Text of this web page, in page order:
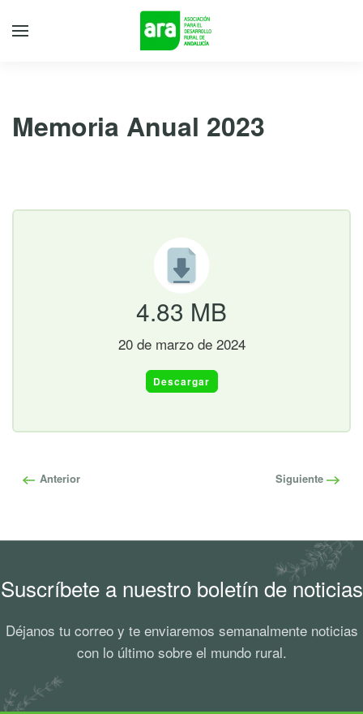
Memoria Anual 2023
4.83 MB
20 de marzo de 2024
Descargar
Anterior Siguiente
Suscríbete a nuestro boletín de noticias
Déjanos tu correo y te enviaremos semanalmente noticias
con lo último sobre el mundo rural.